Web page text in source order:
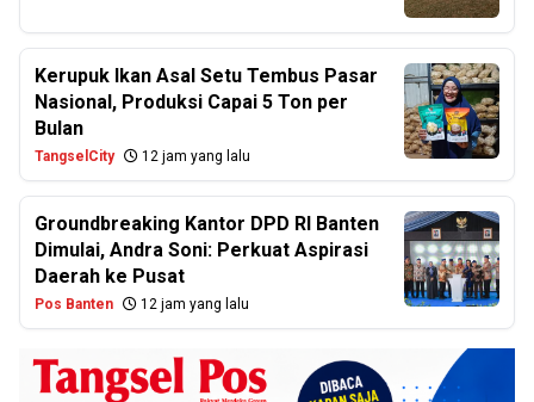
Kerupuk Ikan Asal Setu Tembus Pasar
Nasional, Produksi Capai 5 Ton per
Bulan
TangselCity 12 jam yang lalu
Groundbreaking Kantor DPD RI Banten
Dimulai, Andra Soni: Perkuat Aspirasi
Daerah ke Pusat
Pos Banten 12 jam yang lalu